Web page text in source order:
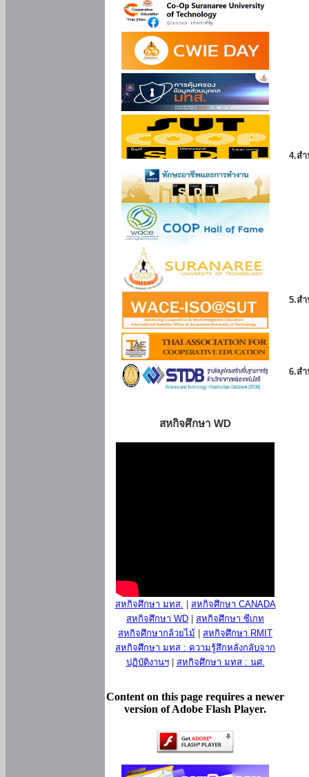
สหกิจศึกษา WD
สหกิจศึกษา มทส.
สหกิจศึกษา CANADA
สหกิจศึกษา WD
สหกิจศึกษา ซีเกท
สหกิจศึกษากล้วยไม้
สหกิจศึกษา RMIT
สหกิจศึกษา มทส : ความรู้สึกหลังกลับจาก
ปฏิบัติงานฯ| สหกิจศึกษา มทส : นศ.
Content on this page requires a newer
version of Adobe Flash Player.
4.ส
5.ส
6.ส